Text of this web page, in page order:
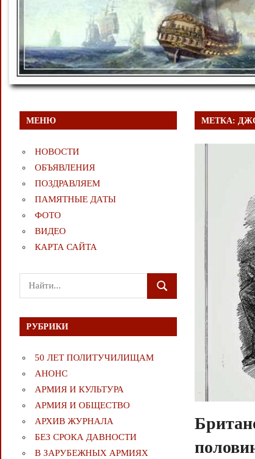
МЕТКА:
МЕНЮ
НОВОСТИ
ОБЪЯВЛЕНИЯ
ПОЗДРАВЛЯЕМ
ПАМЯТНЫЕ ДАТЫ
ФОТО
ВИДЕО
КАРТА САЙТА
Поиск
для:
ПОИСК
РУБРИКИ
50 ЛЕТ ПОЛИТУЧИЛИЩАМ
АНОНС
АРМИЯ И КУЛЬТУРА
АРМИЯ И ОБЩЕСТВО
АРХИВ ЖУРНАЛА
БЕЗ СРОКА ДАВНОСТИ
В ЗАРУБЕЖНЫХ АРМИЯХ